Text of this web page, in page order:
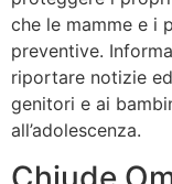
che le mamme e i
preventive.
riportare notizie
genitori e ai
all’adolescenza.